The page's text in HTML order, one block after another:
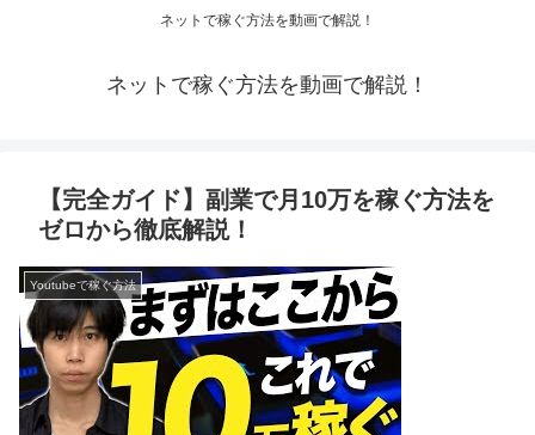
ネットで稼ぐ方法を動画で解説！
ネットで稼ぐ方法を動画で解説！
【完全ガイド】副業で月10万を稼ぐ方法を
ゼロから徹底解説！
Youtubeで稼ぐ方法